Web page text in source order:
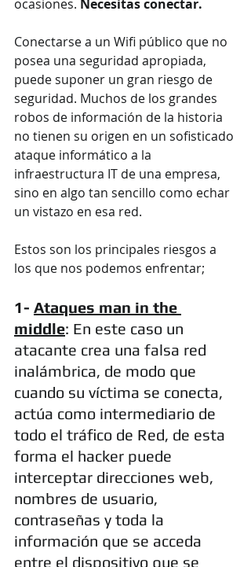
ocasiones. Necesitas conectar.
Conectarse a un Wifi público que no
posea una seguridad apropiada,
puede suponer un gran riesgo de
seguridad. Muchos de los grandes
robos de información de la historia
no tienen su origen en un sofisticado
ataque informático a la
infraestructura IT de una empresa,
sino en algo tan sencillo como echar
un vistazo en esa red.
Estos son los principales riesgos a
los que nos podemos enfrentar;
1- Ataques man in the
middle: En este caso un
atacante crea una falsa red
inalámbrica, de modo que
cuando su víctima se conecta,
actúa como intermediario de
todo el tráfico de Red, de esta
forma el hacker puede
interceptar direcciones web,
nombres de usuario,
contraseñas y toda la
información que se acceda
entre el dispositivo que se